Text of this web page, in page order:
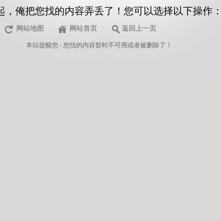
，俺把您找的内容弄丢了！您可以选择以下操作
网站地图 网站首页 返回上一页
本站提醒您 - 您找的内容暂时不可用或者被删除了！